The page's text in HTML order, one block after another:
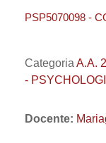
PSP5070098 -
Categoria A.A.
-
Docente: